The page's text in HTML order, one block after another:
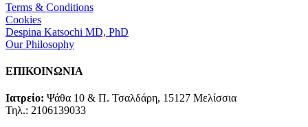
Terms & Conditions
Cookies
Despina Katsochi MD, PhD
Our Philosophy
ΕΠΙΚΟΙΝΩΝΙΑ
Ιατρείο: Ψάθα 10 & Π. Τσαλδάρη, 15127 Μελίσσια
Τηλ.: 2106139033